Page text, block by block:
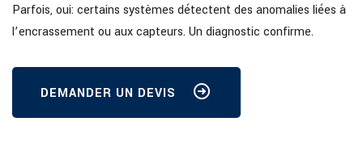
Parfois, oui: certains systèmes détectent des anomalies liées à
l’encrassement ou aux capteurs. Un diagnostic confirme.
DEMANDER UN DEVIS